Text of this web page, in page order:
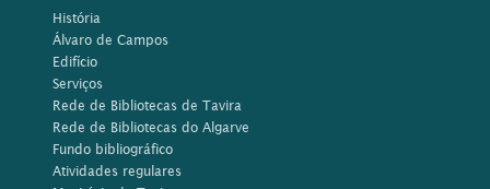
História
Álvaro de Campos
Edifício
Serviços
Rede de Bibliotecas de Tavira
Rede de Bibliotecas do Algarve
Fundo bibliográfico
Atividades regulares